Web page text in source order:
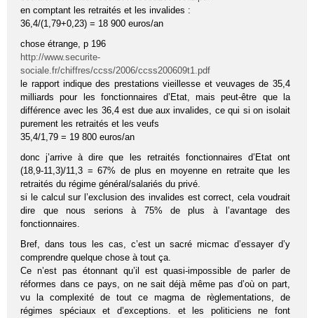
en comptant les retraités et les invalides :
36,4/(1,79+0,23) = 18 900 euros/an
chose étrange, p 196
http://www.securite-
sociale.fr/chiffres/ccss/2006/ccss200609t1.pdf
le rapport indique des prestations vieillesse et veuvages de 35,4
milliards pour les fonctionnaires d’Etat, mais peut-être que la
différence avec les 36,4 est due aux invalides, ce qui si on isolait
purement les retraités et les veufs
35,4/1,79 = 19 800 euros/an
donc j’arrive à dire que les retraités fonctionnaires d’Etat ont
(18,9-11,3)/11,3 = 67% de plus en moyenne en retraite que les
retraités du régime général/salariés du privé.
si le calcul sur l’exclusion des invalides est correct, cela voudrait
dire que nous serions à 75% de plus à l’avantage des
fonctionnaires.
Bref, dans tous les cas, c’est un sacré micmac d’essayer d’y
comprendre quelque chose à tout ça.
Ce n’est pas étonnant qu’il est quasi-impossible de parler de
réformes dans ce pays, on ne sait déjà même pas d’où on part,
vu la complexité de tout ce magma de règlementations, de
régimes spéciaux et d’exceptions. et les politiciens ne font